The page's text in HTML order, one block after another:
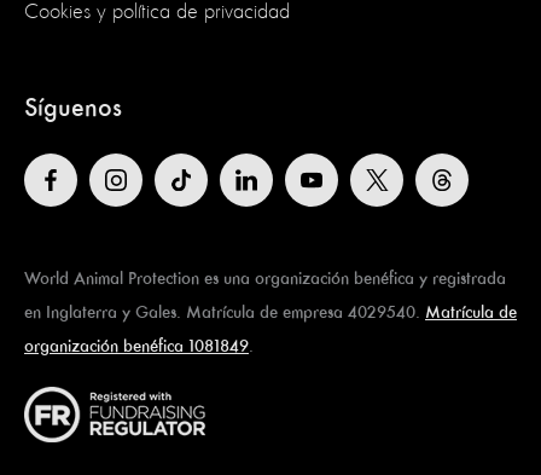
Cookies y política de privacidad
Síguenos
World Animal Protection es una organización benéfica y registrada
en Inglaterra y Gales. Matrícula de empresa 4029540. Matrícula de
organización benéfica 1081849.